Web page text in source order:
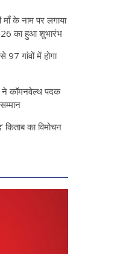
के नाम पर लगाया
का हुआ शुभारंभ
97 गांवों में होगा
ने कॉमनवेल्थ पदक
किताब का विमोचन